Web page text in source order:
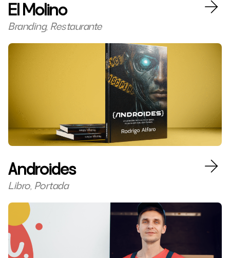
El Molino
Branding, Restaurante
Androides
Libro, Portada